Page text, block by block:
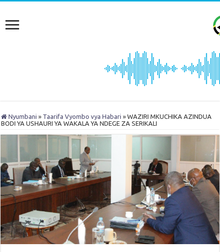
Nyumbani » Taarifa Vyombo vya Habari » WAZIRI MKUCHIKA AZINDUA
BODI YA USHAURI YA WAKALA YA NDEGE ZA SERIKALI